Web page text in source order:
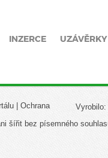
INZERCE UZÁVĚRKY
Vyrobilo:
Ochrana
šířit bez písemného